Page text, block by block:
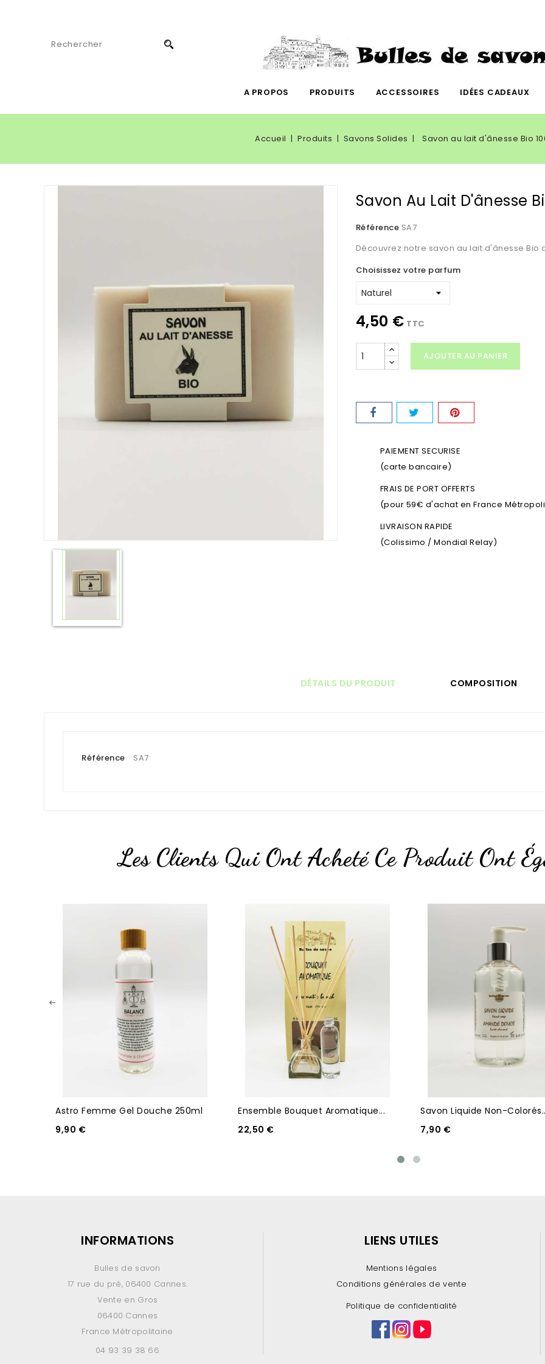
A PROPOS PRODUITS ACCESSOIRES IDÉES CADEAUX
Accueil Produits Savons Solides Savon au lait d'ânesse Bio
Savon Au Lait D'ânesse
Référence SA7
Découvrez notre savon au lait d'ânesse Bio
Choisissez votre parfum
4,50 € TTC
AJOUTER AU PANIER
PAIEMENT SECURISE
(carte bancaire)
FRAIS DE PORT OFFERTS
(pour 59€ d'achat en France
LIVRAISON RAPIDE
(Colissimo / Mondial Relay)
DÉTAILS DU PRODUIT COMPOSITION
Référence SA7
Les Clients Qui Ont Acheté Ce Produit Ont
Astro Femme Gel Douche 250ml
9,90 €
Ensemble Bouquet Aromatique...
22,50 €
Savon Liquide Non-
7,90 €
INFORMATIONS
Bulles de savon
17 rue du pré, 06400 Cannes.
Vente en Gros
06400 Cannes
France Métropolitaine
04 93 39 38 66
LIENS UTILES
Mentions légales
Conditions générales de vente
Politique de confidentialité